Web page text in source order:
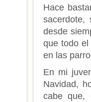
Hace
sacerdote,
desde
que todo
en las
En mi
Navidad,
cabe que,